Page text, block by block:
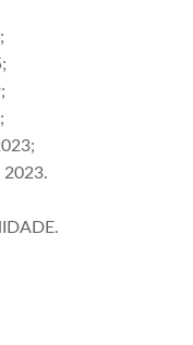
2023.